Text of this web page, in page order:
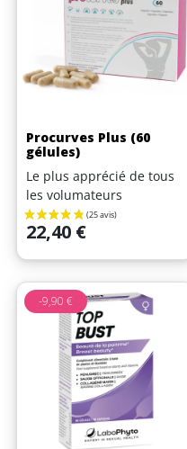
Procurves Plus (60
gélules)
Le plus apprécié de tous
les volumateurs
Prix
22,40 €
-9,90 €